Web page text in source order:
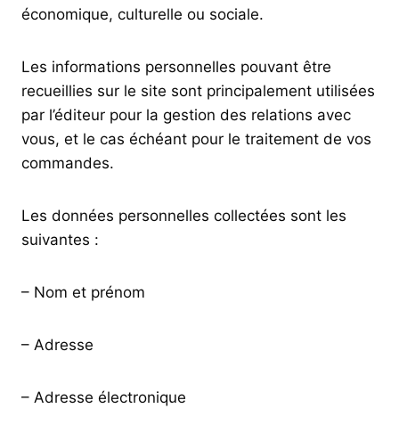
économique, culturelle ou sociale.
Les informations personnelles pouvant être
recueillies sur le site sont principalement utilisées
par l’éditeur pour la gestion des relations avec
vous, et le cas échéant pour le traitement de vos
commandes.
Les données personnelles collectées sont les
suivantes :
– Nom et prénom
– Adresse
– Adresse électronique